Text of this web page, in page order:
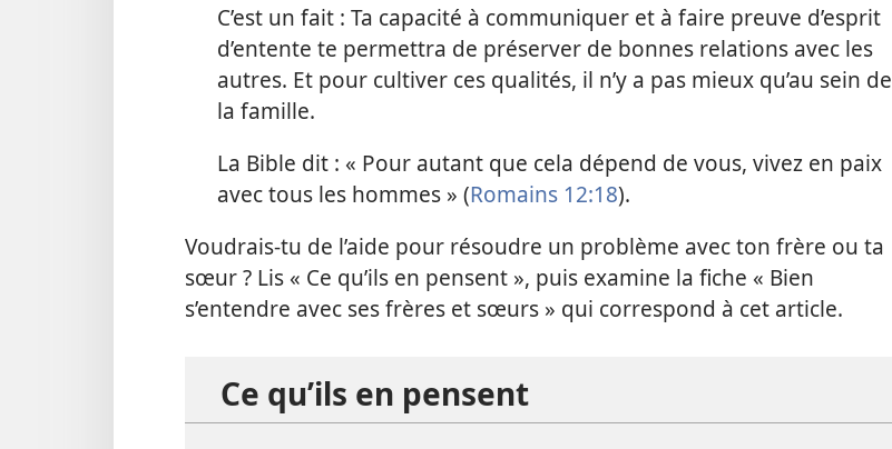
C’est un fait : Ta capacité à communiquer et à faire preuve d’esprit
d’entente te permettra de préserver de bonnes relations avec les
autres. Et pour cultiver ces qualités, il n’y a pas mieux qu’au sein de
la famille.
La Bible dit : « Pour autant que cela dépend de vous, vivez en paix
avec tous les hommes » (Romains 12:18).
Voudrais-tu de l’aide pour résoudre un problème avec ton frère ou ta
sœur ? Lis « Ce qu’ils en pensent », puis examine la fiche « Bien
s’entendre avec ses frères et sœurs » qui correspond à cet article.
Ce qu’ils en pensent